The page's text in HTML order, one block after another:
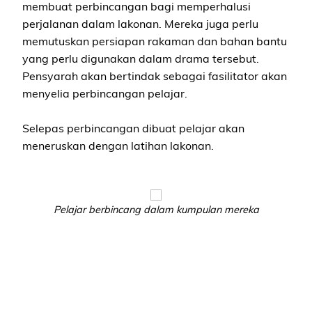
membuat perbincangan bagi memperhalusi
perjalanan dalam lakonan. Mereka juga perlu
memutuskan persiapan rakaman dan bahan bantu
yang perlu digunakan dalam drama tersebut.
Pensyarah akan bertindak sebagai fasilitator akan
menyelia perbincangan pelajar.
Selepas perbincangan dibuat pelajar akan
meneruskan dengan latihan lakonan.
Pelajar berbincang dalam kumpulan mereka